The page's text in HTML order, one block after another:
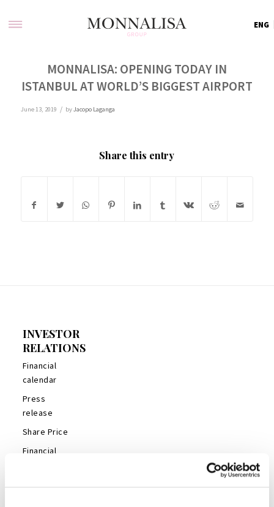
ENG
MONNALISA: OPENING TODAY IN
ISTANBUL AT WORLD’S BIGGEST AIRPORT
June 13, 2019 / byJacopo Laganga
Share this entry
INVESTOR
RELATIONS
Financial
calendar
Press
release
Share Price
Financial